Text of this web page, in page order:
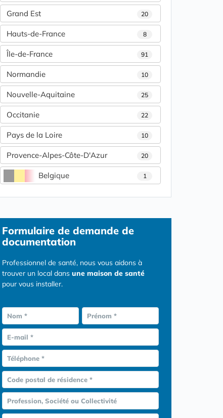
Grand Est 20
Hauts-de-France 8
Île-de-France 91
Normandie 10
Nouvelle-Aquitaine 25
Occitanie 22
Pays de la Loire 10
Provence-Alpes-Côte-D'Azur 20
Belgique 1
Formulaire de demande de
documentation
Professionnel de santé, nous vous aidons à
trouver un local dans une maison de santé
pour vous installer.
Nom * Prénom *
E-mail *
Téléphone *
Code postal de résidence *
Profession, Société ou Collectivité